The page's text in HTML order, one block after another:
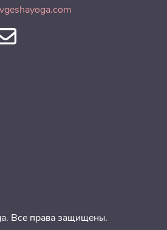
Все права защищены.